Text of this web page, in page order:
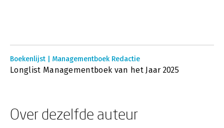
Boekenlijst | Managementboek Redactie
Longlist Managementboek van het Jaar 2025
Over dezelfde auteur